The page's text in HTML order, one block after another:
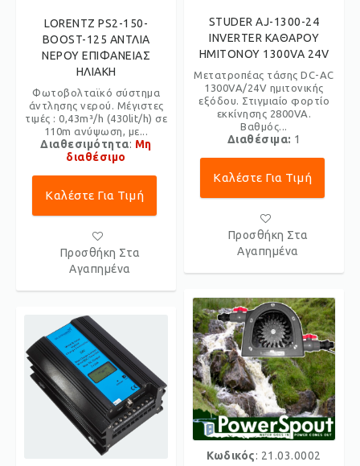
LORENTZ PS2-150-
BOOST-125 ΑΝΤΛΙΑ
ΝΕΡΟΥ ΕΠΙΦΑΝΕΙΑΣ
ΗΛΙΑΚΗ
Φωτοβολταϊκό σύστημα
άντλησης νερού. Μέγιστες
τιμές : 0,43m³/h (430lit/h) σε
110m ανύψωση, με...
Διαθεσιμότητα: Μη
διαθέσιμο
Καλέστε Για Τιμή
Προσθήκη Στα
Αγαπημένα
STUDER AJ-1300-24
INVERTER ΚΑΘΑΡΟΥ
ΗΜΙΤΟΝΟΥ 1300VA 24V
Μετατροπέας τάσης DC-AC
1300VA/24V ημιτονικής
εξόδου. Στιγμιαίο φορτίο
εκκίνησης 2800VA.
Βαθμός...
Διαθέσιμα: 1
Καλέστε Για Τιμή
Προσθήκη Στα
Αγαπημένα
Κωδικός: 21.03.0002